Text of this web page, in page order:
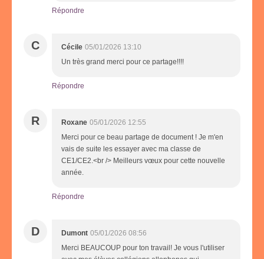
Répondre
C Cécile 05/01/2026 13:10
Un très grand merci pour ce partage!!!!
Répondre
R Roxane 05/01/2026 12:55
Merci pour ce beau partage de document ! Je m'en
vais de suite les essayer avec ma classe de
CE1/CE2.<br /> Meilleurs vœux pour cette nouvelle
année.
Répondre
D Dumont 05/01/2026 08:56
Merci BEAUCOUP pour ton travail! Je vous l'utiliser